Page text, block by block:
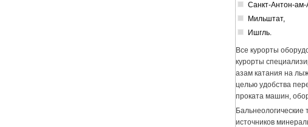
Санкт-Антон-ам-
Мильштат,
Ишгль.
Все курорты
курорты
азам катания на
целью удобства
проката машин,
источников